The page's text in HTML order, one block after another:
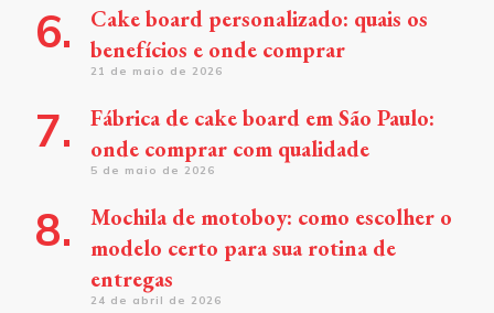
Cake board personalizado: quais os
benefícios e onde comprar
21 de maio de 2026
Fábrica de cake board em São Paulo:
onde comprar com qualidade
5 de maio de 2026
Mochila de motoboy: como escolher o
modelo certo para sua rotina de
entregas
24 de abril de 2026